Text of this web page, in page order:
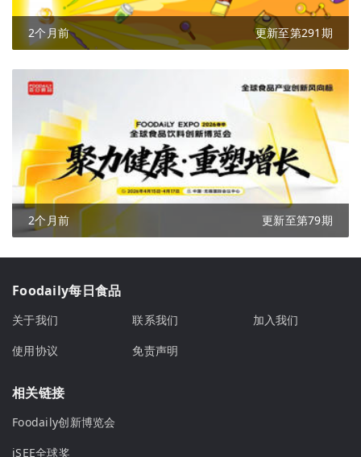
2个月前 更新至第291期
2个月前 更新至第79期
Foodaily每日食品
关于我们 联系我们
加入我们
使用协议
免责声明
相关链接
Foodaily创新博览会
iSEE全球奖